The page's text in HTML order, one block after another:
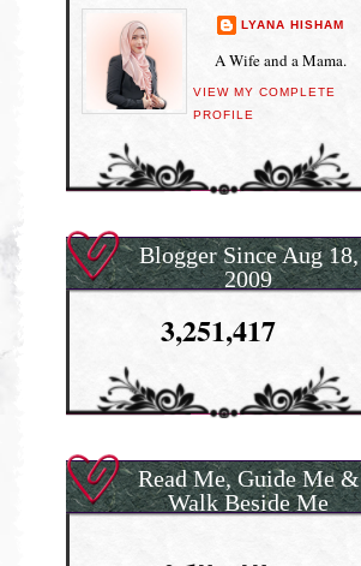
LYANA HISHAM
A Wife and a Mama.
VIEW MY COMPLETE
PROFILE
Blogger Since Aug 18,
2009
3,251,417
Read Me, Guide Me &
Walk Beside Me